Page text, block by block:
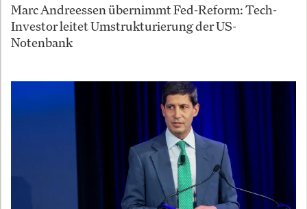
Marc Andreessen übernimmt Fed-Reform: Tech-
Investor leitet Umstrukturierung der US-
Notenbank